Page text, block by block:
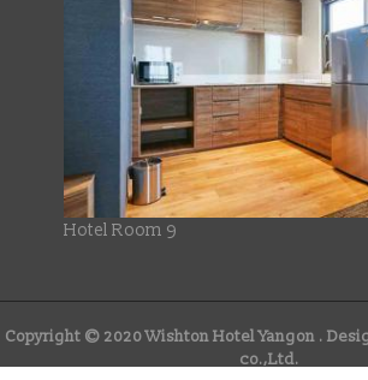
Hotel Room 9
Copyright © 2020Wishton Hotel Yangon.
co.,Ltd.